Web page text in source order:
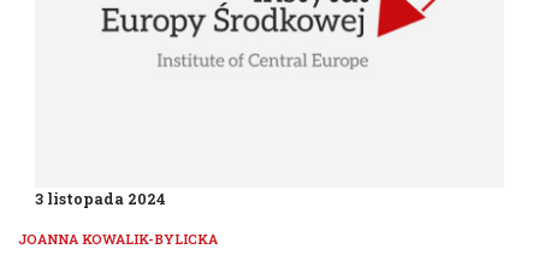
3 listopada 2024
JOANNA KOWALIK-BYLICKA